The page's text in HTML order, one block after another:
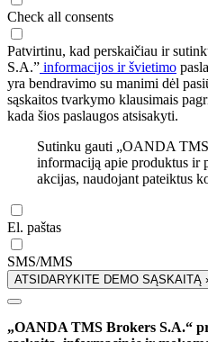
Check all consents
Patvirtinu, kad perskaičiau ir
S.A.” informacijos ir švietimo
yra bendravimo su manimi dėl
sąskaitos tvarkymo klausimais
kada šios paslaugos atsisakyti.
Sutinku gauti „OANDA
informaciją apie produktus ir
akcijas, naudojant pateiktus
El. paštas
SMS/MMS
ATSIDARYKITE DEMO SĄSKAITĄ
„OANDA TMS Brokers S.A.“